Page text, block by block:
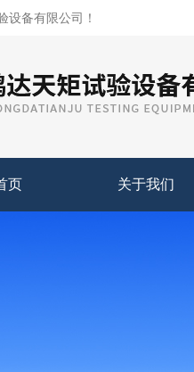
设备有限公司！
页 关于我们